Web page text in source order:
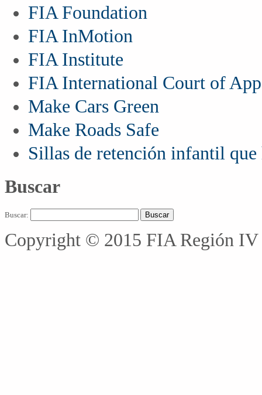
FIA Foundation
FIA InMotion
FIA Institute
FIA International Court of
Make Cars Green
Make Roads Safe
Sillas de retención infantil que
Buscar
Buscar:
Copyright © 2015 FIA Región